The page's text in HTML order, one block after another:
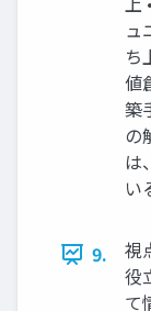
ュ
ち
値
築
の
は
い
9.
視
役
て